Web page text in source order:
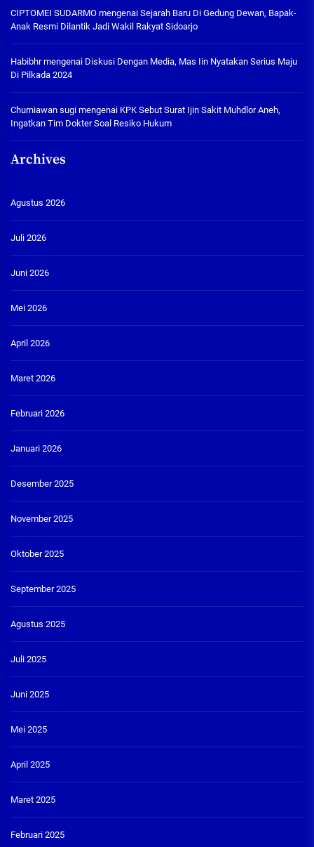
CIPTOMEI SUDARMO mengenai Sejarah Baru Di Gedung Dewan, Bapak-
Anak Resmi Dilantik Jadi Wakil Rakyat Sidoarjo
Habibhrmengenai Diskusi Dengan Media, Mas Iin Nyatakan Serius Maju
Di Pilkada 2024
Churniawan sugi mengenai KPK Sebut Surat Ijin Sakit Muhdlor Aneh,
Ingatkan Tim Dokter Soal Resiko Hukum
Archives
Agustus 2026
Juli 2026
Juni 2026
Mei 2026
April 2026
Maret 2026
Februari 2026
Januari 2026
Desember 2025
November 2025
Oktober 2025
September 2025
Agustus 2025
Juli 2025
Juni 2025
Mei 2025
April 2025
Maret 2025
Februari 2025